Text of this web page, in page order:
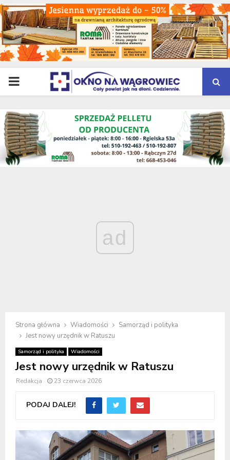
PRIMARY
MENU
ad
Strona główna Wiadomości
Samorząd i polityka
Jest nowy urzędnik w Ratuszu
Samorząd i polityka Wiadomości
Jest nowy urzędnik w Ratuszu
Redakcja 23 czerwca 2026
PODAJ DALEJ!